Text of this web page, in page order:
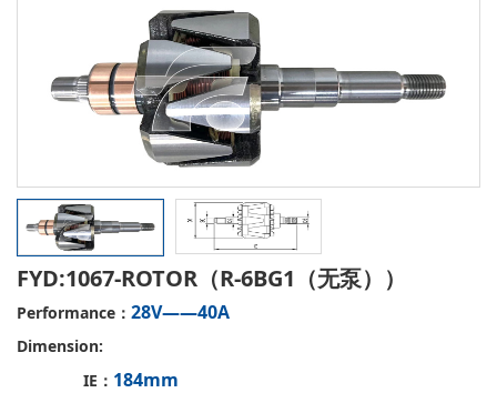
FYD:1067-ROTOR（R-6BG1（无泵））
Performance： 28V——40A
Dimension:
IE： 184mm